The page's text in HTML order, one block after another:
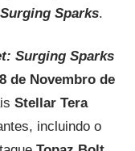
Sparks.
Surging Sparks
de Novembro de
Stellar Tera
incluindo o